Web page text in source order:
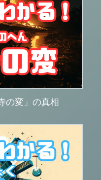
の変」の真相